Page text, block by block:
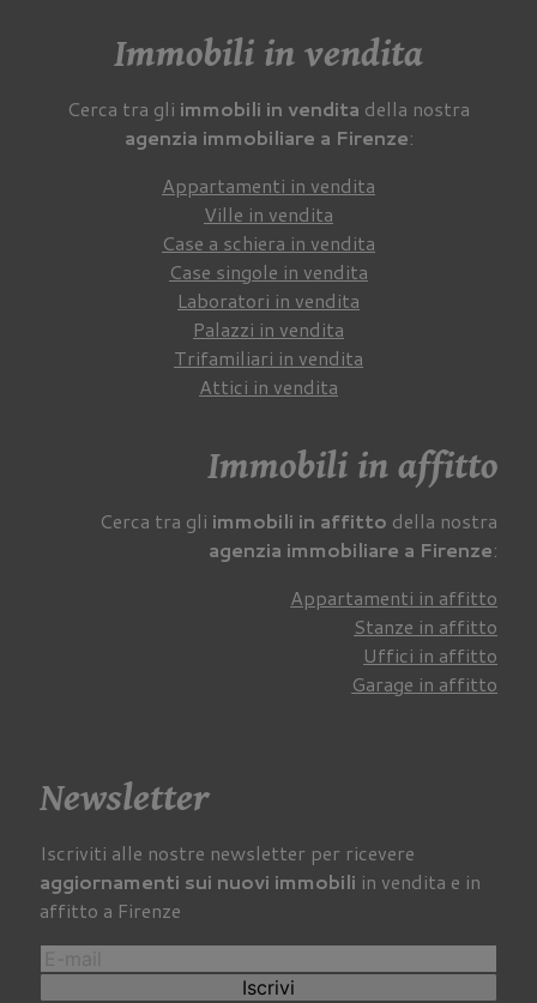
Immobili in vendita
Cerca tra gli immobili in vendita della nostra
agenzia immobiliare a Firenze:
Appartamenti in vendita
Ville in vendita
Case a schiera in vendita
Case singole in vendita
Laboratori in vendita
Palazzi in vendita
Trifamiliari in vendita
Attici in vendita
Immobili in affitto
Cerca tra gli immobili in affitto della nostra
agenzia immobiliare a Firenze:
Appartamenti in affitto
Stanze in affitto
Uffici in affitto
Garage in affitto
Newsletter
Iscriviti alle nostre newsletter per ricevere
aggiornamenti sui nuovi immobili in vendita e in
affitto a Firenze
Iscrivi